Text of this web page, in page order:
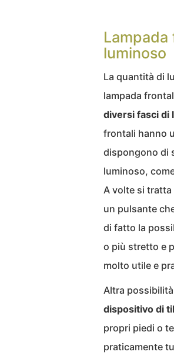
luminoso
La quantità di
lampada
diversi fasci di
frontali hanno
dispongono di
luminoso,
A volte si tratta
un pulsante
di fatto la
o più stretto e
molto utile e
Altra
dispositivo di
propri piedi o
praticamente